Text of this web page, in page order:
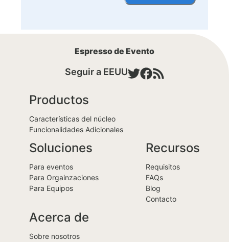
Espresso de Evento
Seguir a EEUU
Productos
Características del núcleo
Funcionalidades Adicionales
Soluciones
Para eventos
Para Orgainzaciones
Para Equipos
Recursos
Requisitos
FAQs
Blog
Contacto
Acerca de
Sobre nosotros